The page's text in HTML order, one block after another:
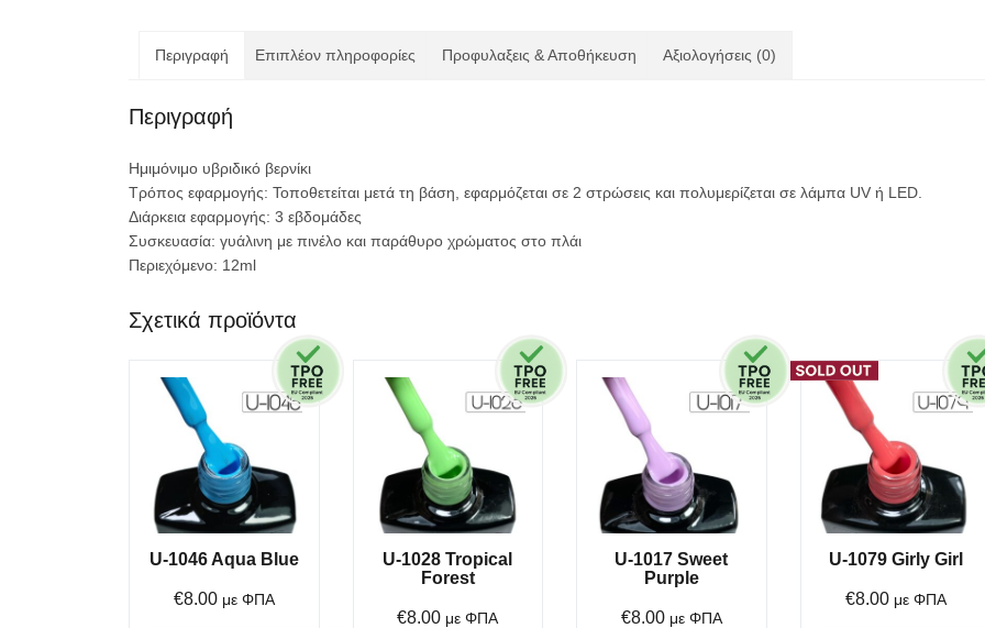
Περιγραφή Επιπλέον πληροφορίες Προφυλαξεις & Αποθήκευση Αξιολογήσεις (0)
Περιγραφή
Ημιμόνιμο υβριδικό βερνίκι
Τρόπος εφαρμογής: Τοποθετείται μετά τη βάση, εφαρμόζεται σε 2 στρώσεις και πολυμερίζεται σε λάμπα UV ή LED.
Διάρκεια εφαρμογής: 3 εβδομάδες
Συσκευασία: γυάλινη με πινέλο και παράθυρο χρώματος στο πλάι
Περιεχόμενο: 12ml
Σχετικά προϊόντα
U-1046 Aqua Blue
€8.00 με ΦΠΑ
U-1028 Tropical
Forest
€8.00 με ΦΠΑ
U-1017 Sweet
Purple
€8.00 με ΦΠΑ
U-1079 Girly Girl
€8.00 με ΦΠΑ